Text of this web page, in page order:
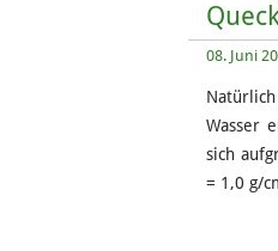
08. Juni
Wasser
sich
= 1,0 g/